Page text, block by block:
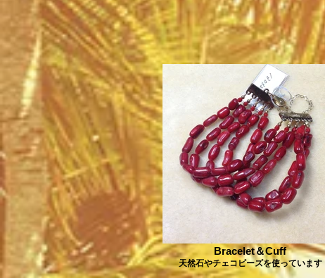
Bracelet＆Cuff
天然石やチェコビーズを使っています